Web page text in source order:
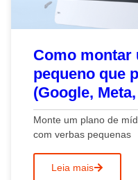
Como montar
pequeno que
(Google,
Monte um plano de
com verbas pequenas
Leia mais